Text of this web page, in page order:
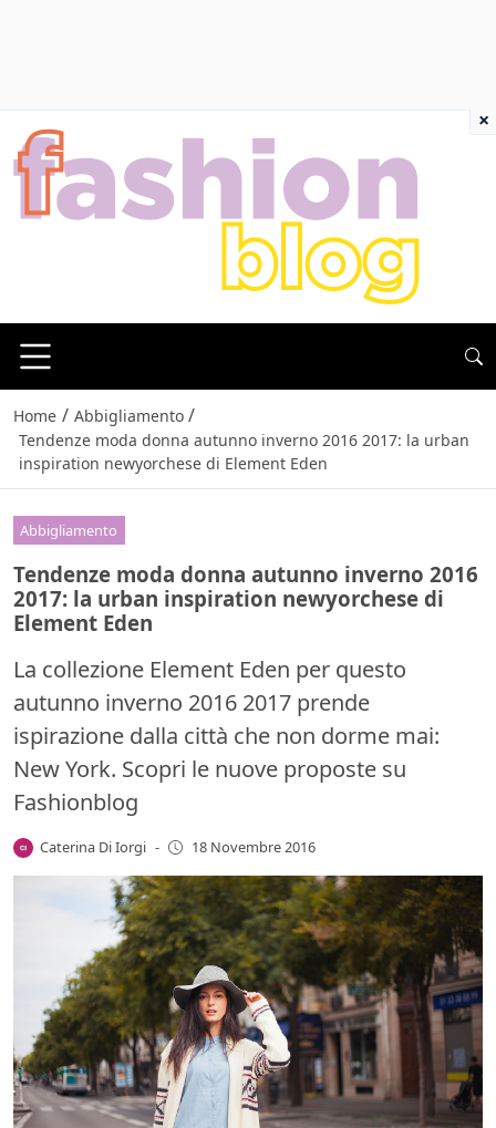
Home / Abbigliamento /
Tendenze moda donna autunno inverno 2016 2017: la urban
inspiration newyorchese di Element Eden
Abbigliamento
Tendenze moda donna autunno inverno 2016
2017: la urban inspiration newyorchese di
Element Eden
La collezione Element Eden per questo
autunno inverno 2016 2017 prende
ispirazione dalla città che non dorme mai:
New York. Scopri le nuove proposte su
Fashionblog
Caterina Di Iorgi - 18 Novembre 2016
×